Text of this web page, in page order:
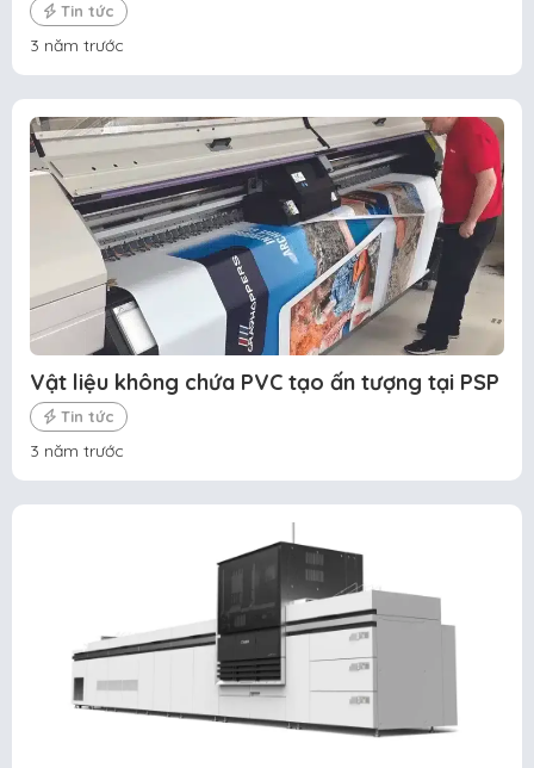
Tin tức
3 năm trước
Vật liệu không chứa PVC tạo ấn tượng tại PSP
Tin tức
3 năm trước